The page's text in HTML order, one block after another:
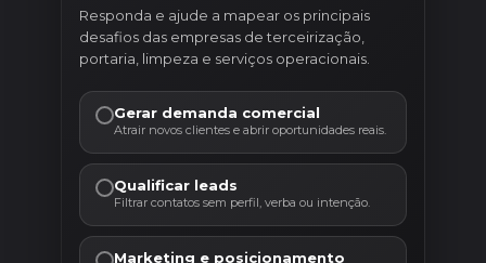
Responda e ajude a mapear os principais
desafios das empresas de terceirização,
portaria, limpeza e serviços operacionais.
Gerar demanda comercial
Atrair novos clientes e abrir oportunidades reais.
Qualificar leads
Filtrar contatos sem perfil, verba ou intenção.
Marketing e posicionamento